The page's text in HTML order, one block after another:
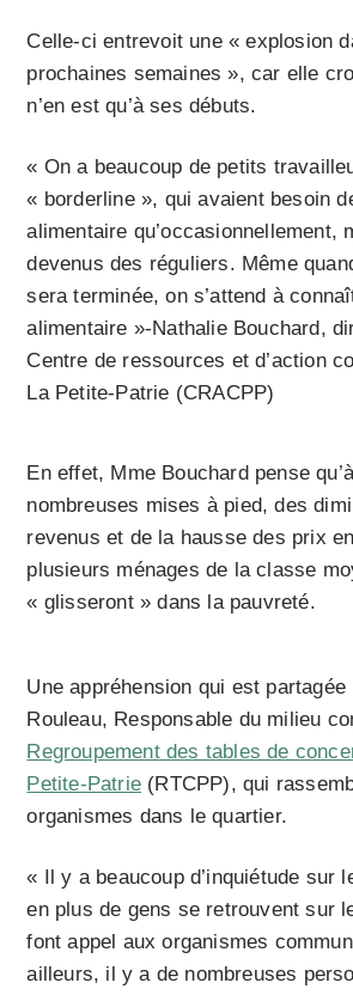
Celle-ci entrevoit une « explosion
prochaines semaines », car elle
n’en est qu’à ses débuts.
« On a beaucoup de petits
« borderline », qui avaient besoin
alimentaire qu’occasionnellement,
devenus des réguliers. Même
sera terminée, on s’attend à
alimentaire »-Nathalie Bouchard,
Centre de ressources et d’action
La Petite-Patrie (CRACPP)
En effet, Mme Bouchard pense
nombreuses mises à pied, des
revenus et de la hausse des prix
plusieurs ménages de la classe
« glisseront » dans la pauvreté.
Une appréhension qui est partagée
Rouleau, Responsable du milieu
Regroupement des tables de
Petite-Patrie (RTCPP), qui
organismes dans le quartier.
« Il y a beaucoup d’inquiétude sur
en plus de gens se retrouvent sur
font appel aux organismes
ailleurs, il y a de nombreuses